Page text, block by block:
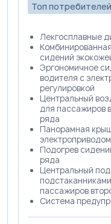
Топ потребителей
Лекгосплавные
сидений
Эргономичное
водителя с
регулировкой
Центральный
для пассажиров
ряда
Панорамная
электроприводом
Подогрев
ряда
Центральный
пассажиров
Система